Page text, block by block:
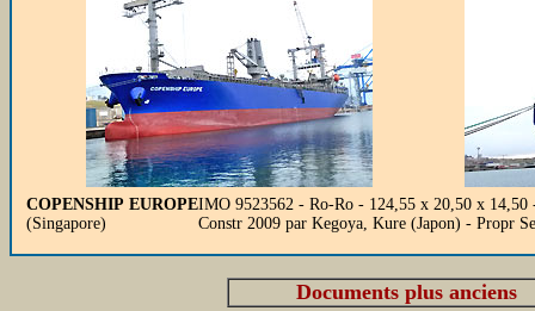
COPENSHIP EUROPE
(Singapore)
IMO 9523562 - Ro-Ro - 124,55 x 20,50 x
Constr 2009 par Kegoya, Kure (Japon) - Propr
Documents plus anciens